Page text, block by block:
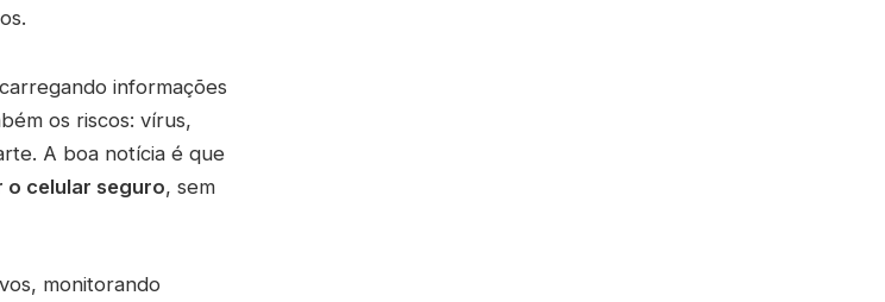
informações
os riscos: vírus,
A boa notícia é que
o celular seguro, sem
monitorando